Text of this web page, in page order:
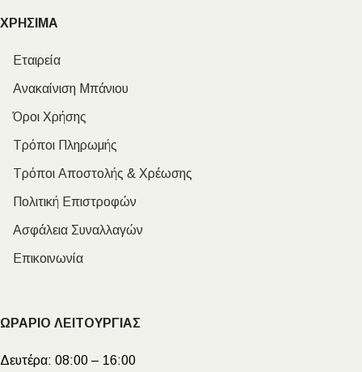
ΧΡΗΣΙΜΑ
Εταιρεία
Ανακαίνιση Μπάνιου
Όροι Χρήσης
Τρόποι Πληρωμής
Τρόποι Αποστολής & Χρέωσης
Πολιτική Επιστροφών
Ασφάλεια Συναλλαγών
Επικοινωνία
ΩΡΑΡΙΟ ΛΕΙΤΟΥΡΓΙΑΣ
Δευτέρα: 08:00 – 16:00